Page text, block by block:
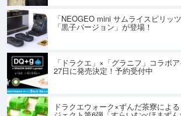
「NEOGEO mini サムライスピリッ
「黒子バージョン」が登場！
「ドラクエ」×「グラニフ」コラボ
27日に発売決定！予約受付中
ドラクエウォーク×ずんだ茶寮によ